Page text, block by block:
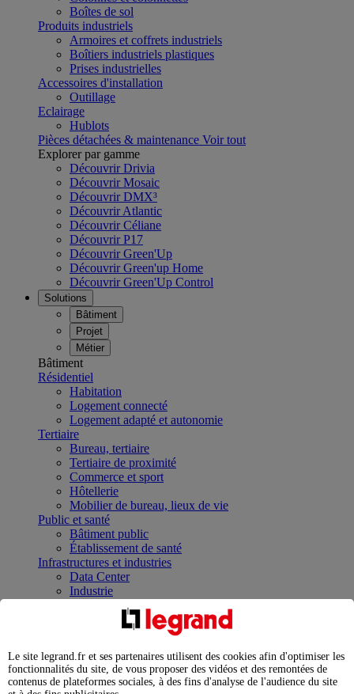
Boîtes de sol
Produits industriels
Armoires et coffrets industriels
Boîtiers industriels plastiques
Prises industrielles
Accessoires d'installation
Outillage
Eclairage
Hublots
Pièces détachées & maintenance Voir tout
Explorer par gamme
Découvrir Drivia
Découvrir Mosaic
Découvrir DMX³
Découvrir Atlantic
Découvrir Céliane
Découvrir P17
Découvrir Green'Up
Découvrir Green'up Home
Découvrir Green'Up Control
Solutions
Bâtiment
Projet
Métier
Bâtiment
Résidentiel
Habitation
Logement connecté
Logement adapté et autonomie
Tertiaire
Bureau, tertiaire
Tertiaire de proximité
Commerce et sport
Hôtellerie
Mobilier de bureau, lieux de vie
Public et santé
Bâtiment public
Établissement de santé
Infrastructures et industries
Data Center
Industrie
Infrastructures
Contrôler et planifier le fonctionnement des appareils
Répartir et optimiser son tableau électrique
Legrand Data Center Solutions : concentrer les
expertises au service de vos performances
Le site legrand.fr et ses partenaires utilisent des cookies afin d'optimiser les
fonctionnalités du site, de vous proposer des vidéos et des remontées de
contenus de plateformes sociales, à des fins d'analyse de l'audience du site